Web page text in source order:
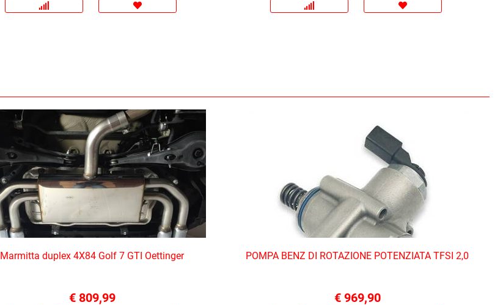
Marmitta duplex 4X84 Golf 7 GTI Oettinger
€ 809,99
POMPA BENZ DI ROTAZIONE POTENZIATA TFSI 2,0
€ 969,90